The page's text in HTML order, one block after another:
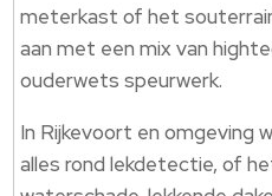
meterkast of het
aan met een mix van
ouderwets speurwerk.​
In Rijkevoort en omgeving
alles rond lekdetectie, of